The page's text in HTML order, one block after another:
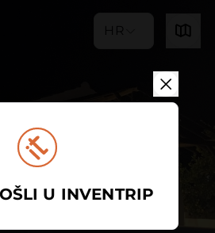
HR
U INVENTRIP